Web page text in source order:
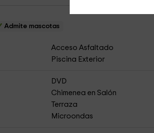
Admite mascotas
Acceso Asfaltado
Piscina Exterior
DVD
Chimenea en Salón
Terraza
Microondas